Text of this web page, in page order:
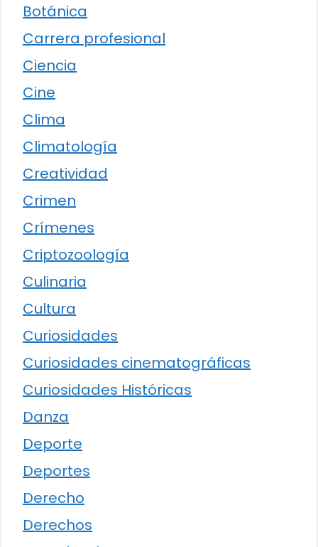
Botánica
Carrera profesional
Ciencia
Cine
Clima
Climatología
Creatividad
Crimen
Crímenes
Criptozoología
Culinaria
Cultura
Curiosidades
Curiosidades cinematográficas
Curiosidades Históricas
Danza
Deporte
Deportes
Derecho
Derechos